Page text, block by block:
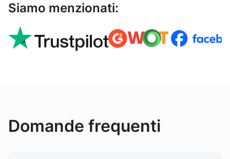
Siamo menzionati:
Domande frequenti